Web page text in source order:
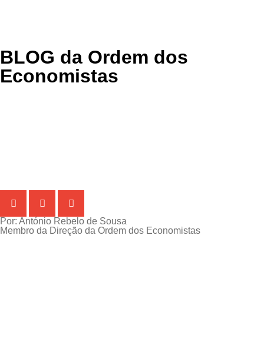
BLOG da Ordem dos
Economistas
Por: António Rebelo de Sousa
Membro da Direção da Ordem dos Economistas